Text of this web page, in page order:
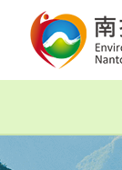
要
容
區